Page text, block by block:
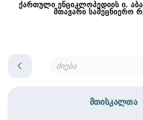
ქართული ენციკლოპედიის ი.
მთავარი სამეცნიერო
მთისკალთა